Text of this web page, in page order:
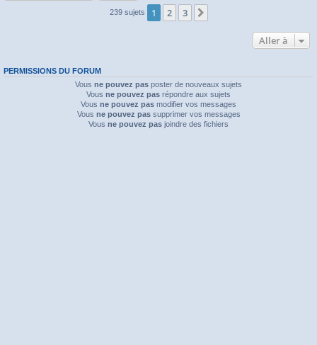
239 sujets 1 2 3
Aller à
PERMISSIONS DU FORUM
Vous ne pouvez pas poster de nouveaux sujets
Vous ne pouvez pas répondre aux sujets
Vous ne pouvez pas modifier vos messages
Vous ne pouvez passupprimer vos messages
Vous ne pouvez pas joindre des fichiers